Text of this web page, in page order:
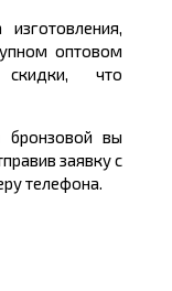
оптовом
скидки, что
бронзовой вы
заявку с
телефона.